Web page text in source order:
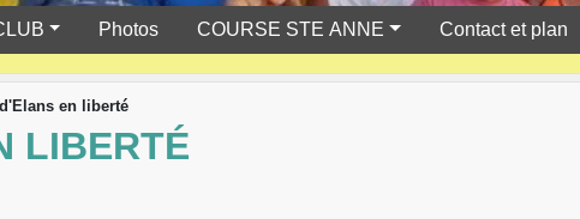
Photos COURSE STE ANNE Contact et plan
en liberté
LIBERTÉ